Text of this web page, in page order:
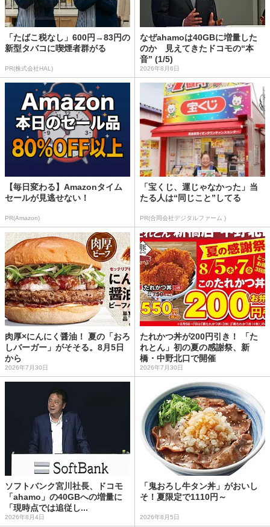
「たばこ税なし」600円→83円の
新型タバコに喫煙者群がる
PR(株式会社HAL)
なぜahamoは40GBに増量した
のか 見えてきたドコモの“本
音” (1/5)
2026年8月6日
【毎日変わる】Amazonタイム
セールが見逃せない！
PR(Amazon)
「宝くじ、運じゃなかった」当
たる人は“同じこと”してる
PR(合同会社デジタルファーム )
肉厚×にんにく醤油！ 夏の「おろ
しバーガー」がそそる。8月5日
から
2026年7月30日
たれかつ丼が200円引き！ 「た
れとん」初の夏の感謝祭、新
橋・中野北口で開催
2026年7月30日
ソフトバンク宮川社長、ドコモ
「ahamo」の40GBへの増量に
「現時点では追従し...
2026年8月4日
「鬼おろし牛タン丼」がおいし
そ！夏限定で1110円～
2026年8月5日